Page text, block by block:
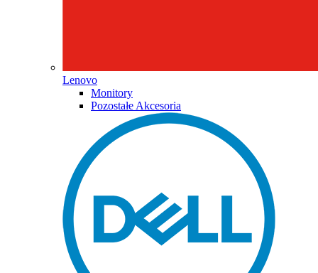
Lenovo
Monitory
Pozostałe Akcesoria